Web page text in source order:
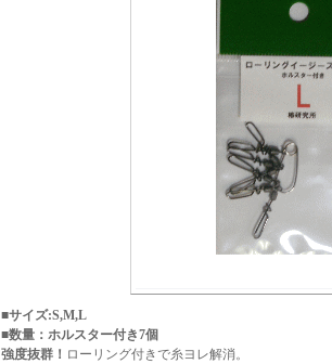
■サイズ:S,M,L
■数量：ホルスター付き7個
強度抜群！ ローリング付きで糸ヨレ解消。